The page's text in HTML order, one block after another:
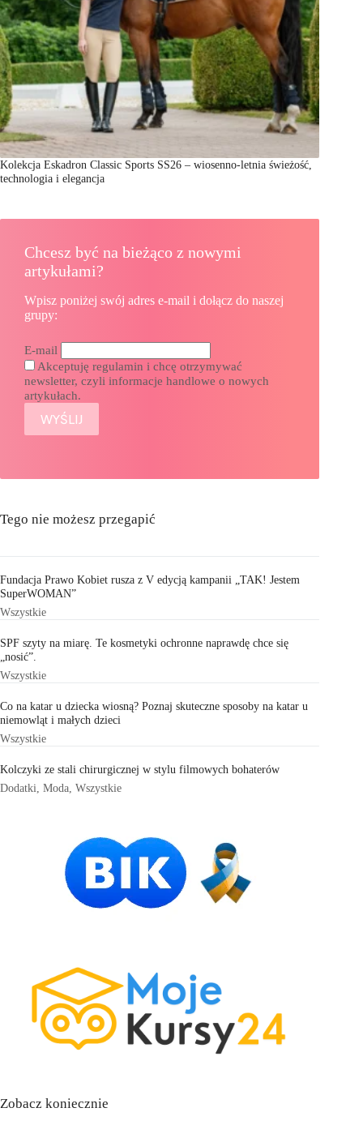
Kolekcja Eskadron Classic Sports SS26 – wiosenno-letnia świeżość,
technologia i elegancja
Chcesz być na bieżąco z nowymi
artykułami?
Wpisz poniżej swój adres e-mail i dołącz do naszej
grupy:
E-mail
Akceptuję regulamin i chcę otrzymywać
newsletter, czyli informacje handlowe o nowych
artykułach.
Tego nie możesz przegapić
Fundacja Prawo Kobiet rusza z V edycją kampanii „TAK! Jestem
SuperWOMAN”
Wszystkie
SPF szyty na miarę. Te kosmetyki ochronne naprawdę chce się
„nosić”.
Wszystkie
Co na katar u dziecka wiosną? Poznaj skuteczne sposoby na katar u
niemowląt i małych dzieci
Wszystkie
Kolczyki ze stali chirurgicznej w stylu filmowych bohaterów
Dodatki Moda Wszystkie
Zobacz koniecznie